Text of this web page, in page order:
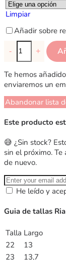
Limpiar
Añadir sobre
- +
Te hemos
enviaremos un
Abandonar lista
Este producto
😅 ¿Sin stock?
sin el próximo.
de nuevo.
He leído y
Guia de tallas
Talla Largo
22
13
23
13,7